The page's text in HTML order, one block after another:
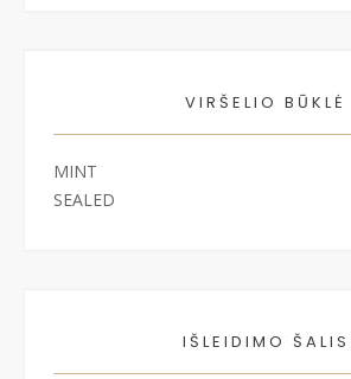
VIRŠELIO BŪKLĖ
MINT
SEALED
IŠLEIDIMO ŠALIS